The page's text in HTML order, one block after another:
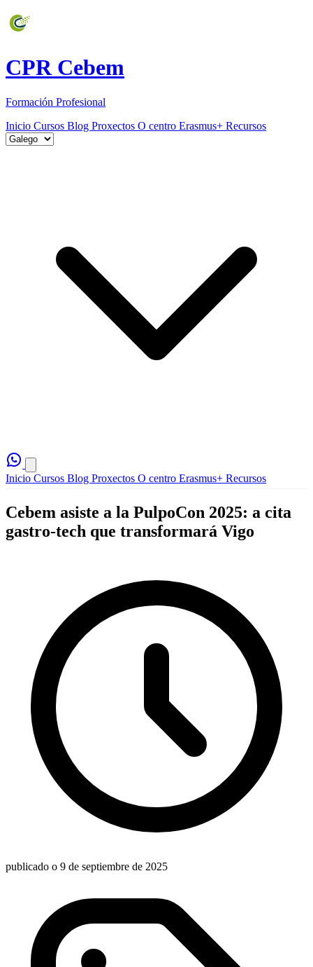
CPR Cebem
Formación Profesional
Inicio Cursos Blog Proxectos O centro Erasmus+ Recursos
Inicio Cursos Blog Proxectos O centro Erasmus+ Recursos
Cebem asiste a la PulpoCon 2025: a cita
gastro-tech que transformará Vigo
publicado o 9 de septiembre de 2025